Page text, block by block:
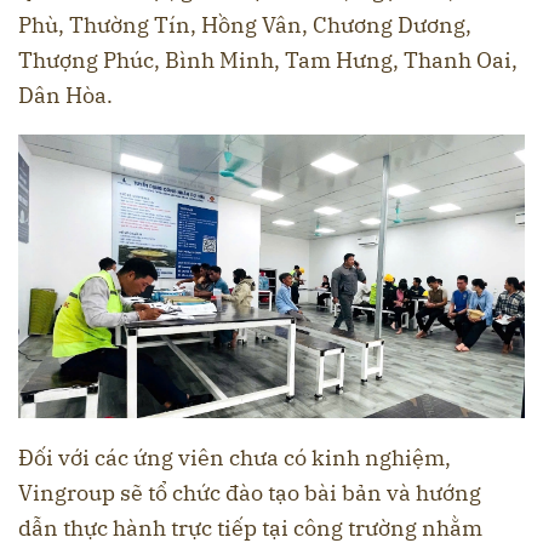
Phù, Thường Tín, Hồng Vân, Chương Dương,
Thượng Phúc, Bình Minh, Tam Hưng, Thanh Oai,
Dân Hòa.
Đối với các ứng viên chưa có kinh nghiệm,
Vingroup sẽ tổ chức đào tạo bài bản và hướng
dẫn thực hành trực tiếp tại công trường nhằm